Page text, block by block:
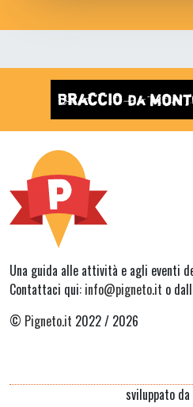
Una guida alle attività e agli eventi
Contattaci qui: info@pigneto.it o
© Pigneto.it 2022 / 2026
sviluppato da